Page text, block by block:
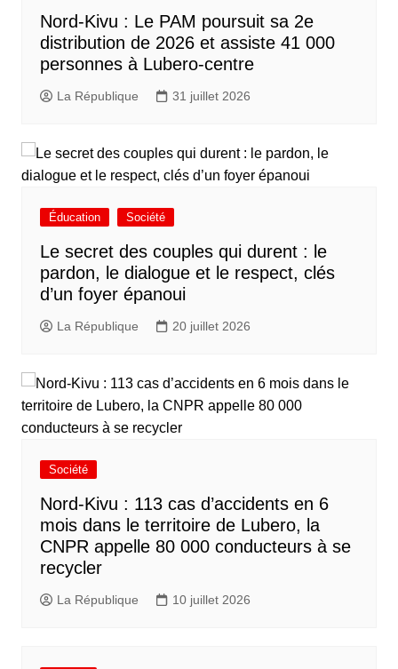
Nord-Kivu : Le PAM poursuit sa 2e
distribution de 2026 et assiste 41 000
personnes à Lubero-centre
La République 31 juillet 2026
Éducation Société
Le secret des couples qui durent : le
pardon, le dialogue et le respect, clés
d’un foyer épanoui
La République 20 juillet 2026
Société
Nord-Kivu : 113 cas d’accidents en 6
mois dans le territoire de Lubero, la
CNPR appelle 80 000 conducteurs à se
recycler
La République 10 juillet 2026